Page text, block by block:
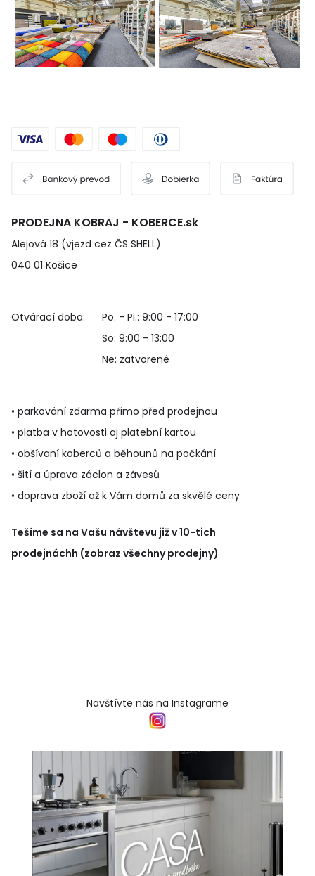
PRODEJNA KOBRAJ - KOBERCE.sk
Alejová 18 (vjezd cez ČS SHELL)
040 01 Košice
Otvárací doba:
Po. - Pi.: 9:00 - 17:00
So: 9:00 - 13:00
Ne: zatvorené
• parkování zdarma přímo před prodejnou
• platba v hotovosti aj platební kartou
• obšívaní koberců a běhounů na počkání
• šití a úprava záclon a závesů
• doprava zboží až k Vám domů za skvělé ceny
Tešíme sa na Vašu návštevu již v 10-tich
prodejnáchh (zobraz všechny prodejny)
Navštívte nás na Instagrame